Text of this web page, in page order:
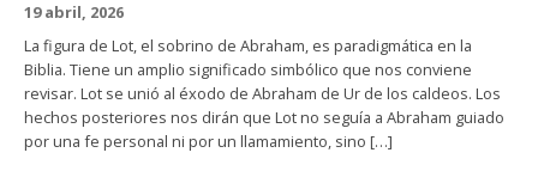
19 abril, 2026
La figura de Lot, el sobrino de Abraham, es paradigmática en la
Biblia. Tiene un amplio significado simbólico que nos conviene
revisar. Lot se unió al éxodo de Abraham de Ur de los caldeos. Los
hechos posteriores nos dirán que Lot no seguía a Abraham guiado
por una fe personal ni por un llamamiento, sino […]